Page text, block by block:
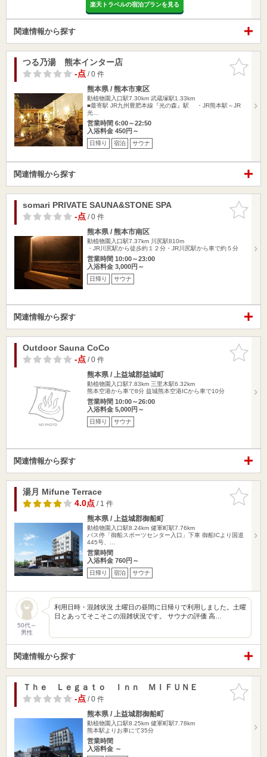
楽天トラベルの宿泊プランを見る
関連情報から探す
お気に入
りに追加
つる乃湯 熊本インター店
-点/ 0 件
熊本県 / 熊本市東区
動植物園入口駅7.30km 武蔵塚駅1.33km
■最寄駅 JR九州豊肥本線『光の森』駅 ・JR熊本駅～JR
光…
営業時間 6:00～22:50
入浴料金 450円～
日帰り 宿泊 サウナ
関連情報から探す
お気に入
りに追加
somari PRIVATE SAUNA&STONE SPA
-点/ 0 件
熊本県 / 熊本市南区
動植物園入口駅7.37km
川尻駅810m
・JR川尻駅から徒歩約１２分・JR川尻駅から車で約５分
営業時間 10:00～23:00
入浴料金 3,000円～
日帰り サウナ
関連情報から探す
お気に入
りに追加
Outdoor Sauna CoCo
-点/ 0 件
熊本県 / 上益城郡益城町
動植物園入口駅7.83km 三里木駅6.32km
熊本空港から車で8分 益城熊本空港ICから車で10分
営業時間 10:00～26:00
入浴料金 5,000円～
日帰り サウナ
関連情報から探す
お気に入
りに追加
湯月 Mifune Terrace
4.0点/ 1 件
熊本県 / 上益城郡御船町
動植物園入口駅8.24km 健軍町駅7.76km
バス停「御船スポーツセンター入口」下車 御船ICより国道
445号、…
営業時間
入浴料金 760円～
日帰り 宿泊 サウナ
50代～
男性
利用日時・混雑状況 土曜日の昼間に日帰りで利用しました。土曜
日とあってそこそこの混雑状況です。 サウナの評価 高…
関連情報から探す
お気に入
りに追加
Ｔｈｅ Ｌｅｇａｔｏ Ｉｎｎ ＭＩＦＵＮＥ
-点/ 0 件
熊本県 / 上益城郡御船町
動植物園入口駅8.25km 健軍町駅7.78km
熊本駅よりお車にて35分
営業時間
入浴料金 ～